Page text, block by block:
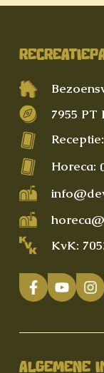
7955 PT
Receptie:
Horeca:
KvK:
ALGEMENE